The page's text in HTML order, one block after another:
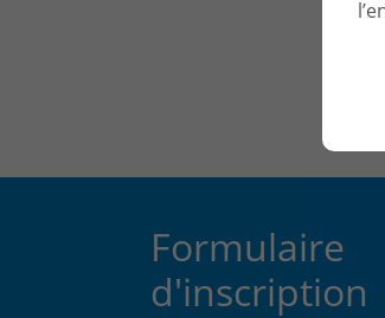
Formulaire
d'inscription